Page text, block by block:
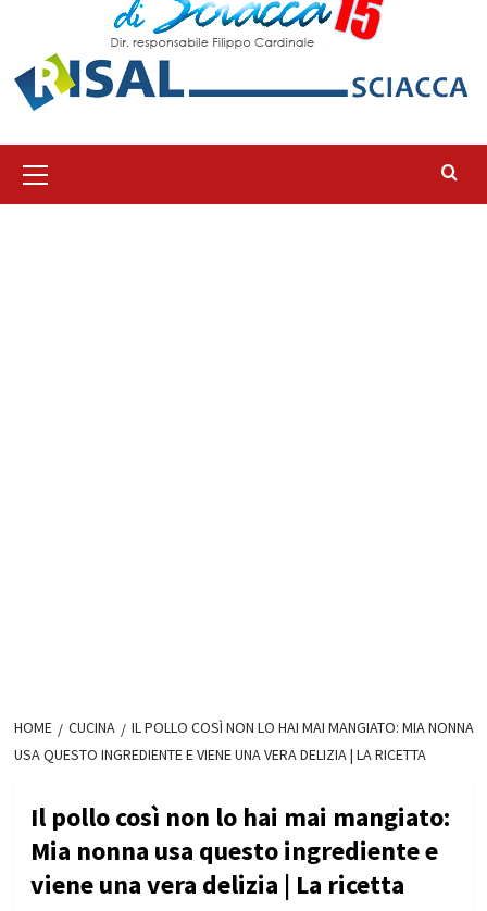
principale
HOME CUCINA
IL POLLO COSÌ NON LO HAI MAI MANGIATO: MIA NONNA
USA QUESTO INGREDIENTE E VIENE UNA VERA DELIZIA | LA RICETTA
Il pollo così non lo hai mai mangiato:
Mia nonna usa questo ingrediente e
viene una vera delizia | La ricetta